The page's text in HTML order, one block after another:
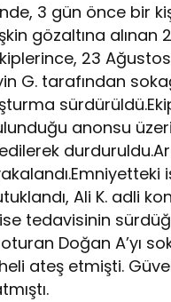
3 gün önce bir
gözaltına alınan
23
G. tarafından
anonsu
Ali K. adli
ise tedavisinin
Doğan A’yı
ateş etmişti.